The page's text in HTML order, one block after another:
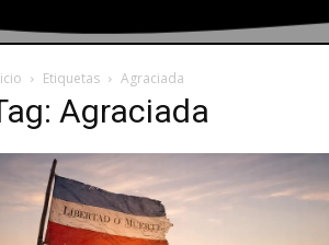
Etiquetas Agraciada
Agraciada